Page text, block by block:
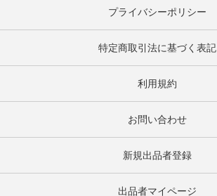
プライバシーポリシー
特定商取引法に基づく表記
利用規約
お問い合わせ
新規出品者登録
出品者マイページ